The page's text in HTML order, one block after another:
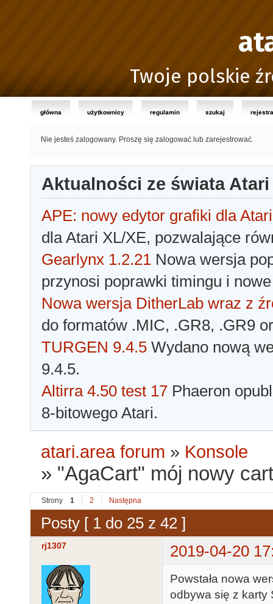
Twoje polskie
główna użytkownicy regulamin szukaj
Nie jesteś zalogowany. Proszę się zalogować lub zarejestrować.
Aktualności ze świata Atari
APE: nowy edytor grafiki dla Atari
dla Atari XL/XE, pozwalające
Gearlynx 1.2.21 Nowa wersja
przynosi poprawki timingu i
Nowa wersja DitherLab wraz z
do formatów .MIC, .GR8, .GR9
TURGEN 9.4.5 Wydano nową
9.4.5.
Altirra 4.50 test 17 Phaeron
8-bitowego Atari.
atari.area forum » Konsole
» "AgaCart" mój nowy
Strony 1 2 Następna
Posty [ 1 do 25 z 42 ]
rj1307 2019-04-20
Powstała nowa
odbywa się z karty